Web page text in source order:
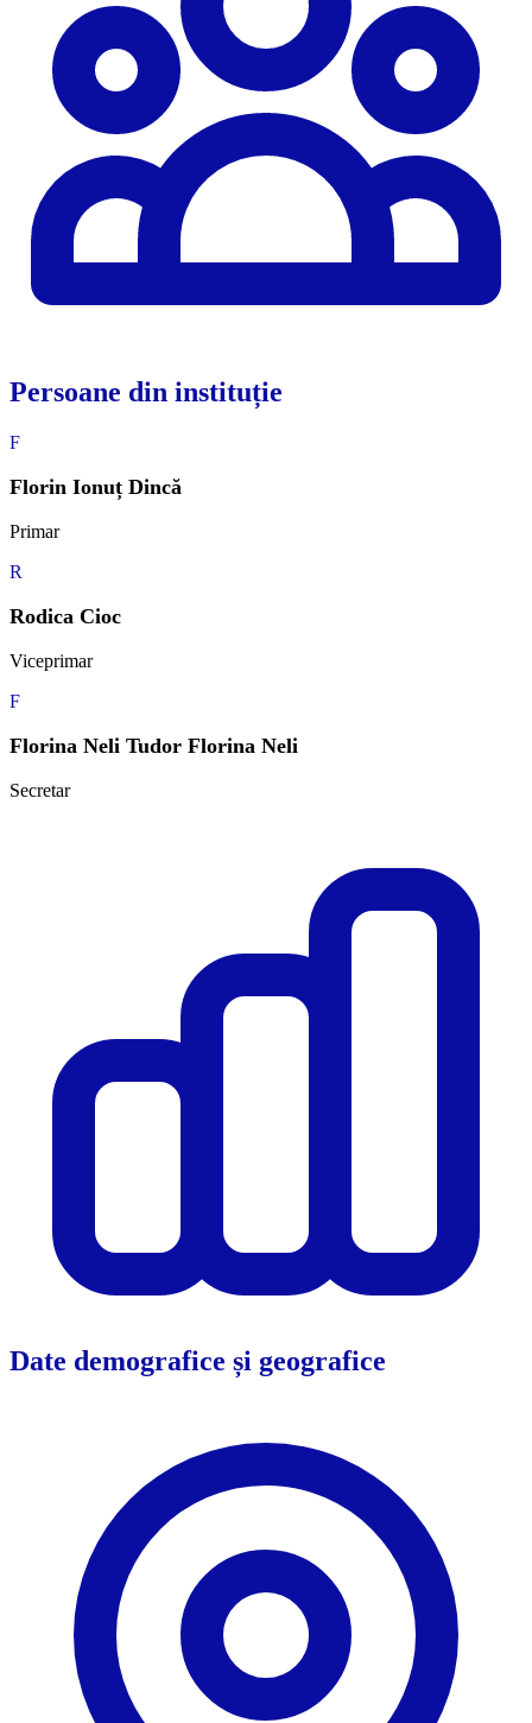
Persoane din instituție
F
Florin Ionuț Dincă
Primar
R
Rodica Cioc
Viceprimar
F
Florina Neli Tudor Florina Neli
Secretar
Date demografice și geografice